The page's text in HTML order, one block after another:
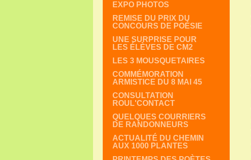
EXPO PHOTOS
REMISE DU PRIX DU
CONCOURS DE POÉSIE
UNE SURPRISE POUR
LES ÉLÈVES DE CM2
LES 3 MOUSQUETAIRES
COMMÉMORATION
ARMISTICE DU 8 MAI 45
CONSULTATION
ROUL'CONTACT
QUELQUES COURRIERS
DE RANDONNEURS
ACTUALITÉ DU CHEMIN
AUX 1000 PLANTES